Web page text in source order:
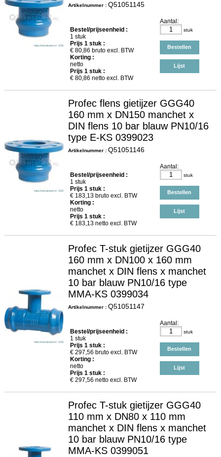
Artikelnummer : Q51051145
Bestel/prijseenheid :
1 stuk
Prijs 1stuk :
€ 80,86 bruto excl. BTW
Korting :
netto
Prijs 1stuk :
€ 80,86 netto excl. BTW
Aantal:
stuk
Bestellen
Lijst
Profec flens gietijzer GGG40
160 mm x DN150 manchet x
DIN flens 10 bar blauw PN10/16
type E-KS 0399023
Artikelnummer : Q51051146
Bestel/prijseenheid :
1 stuk
Prijs 1stuk :
€ 183,13bruto excl. BTW
Korting :
netto
Prijs 1stuk :
€ 183,13netto excl. BTW
Aantal:
stuk
Bestellen
Lijst
Profec T-stuk gietijzer GGG40
160 mm x DN100 x 160 mm
manchet x DIN flens x manchet
10 bar blauw PN10/16 type
MMA-KS 0399034
Artikelnummer : Q51051147
Bestel/prijseenheid :
1 stuk
Prijs 1stuk :
€ 297,56 bruto excl. BTW
Korting :
netto
Prijs 1stuk :
€ 297,56 netto excl. BTW
Aantal:
stuk
Bestellen
Lijst
Profec T-stuk gietijzer GGG40
110 mm x DN80 x 110 mm
manchet x DIN flens x manchet
10 bar blauw PN10/16 type
MMA-KS 0399051